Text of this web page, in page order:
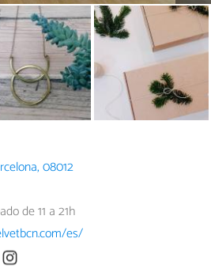
08012
de 11 a 21h
es/